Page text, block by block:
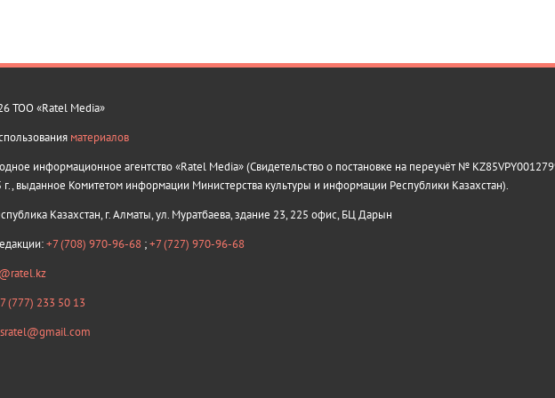
ТОО «Ratel Media»
материалов
информационное агентство «Ratel Media» (Свидетельство о постановке на переучёт №
выданное Комитетом информации Министерства культуры и информации Республики Казахстан).
Казахстан, г. Алматы, ул. Муратбаева, здание 23, 225 офис, БЦ Дарын
+7 (708) 970-96-68 ;+7 (727) 970-96-68
(777) 233 50 13